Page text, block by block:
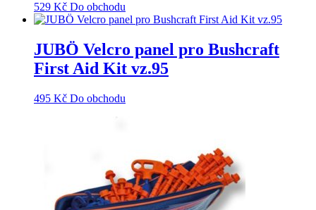
529 Kč Do obchodu
JUBÖ Velcro panel pro Bushcraft
First Aid Kit vz.95
495 Kč Do obchodu